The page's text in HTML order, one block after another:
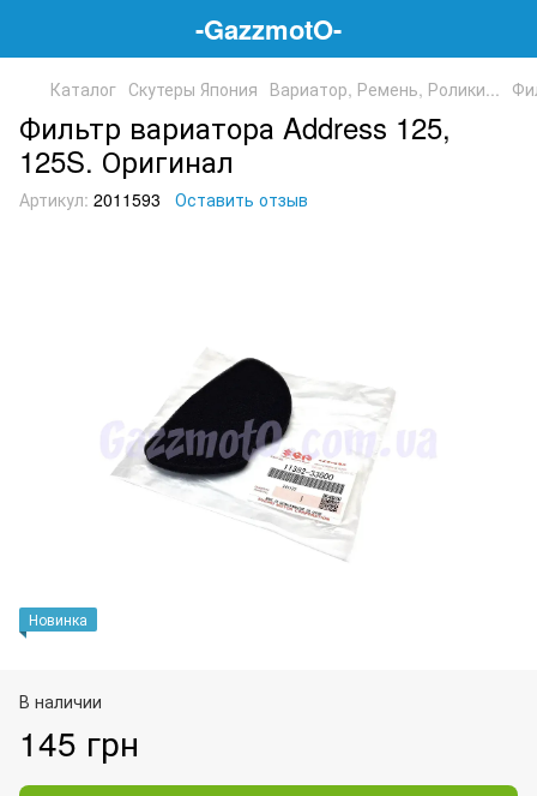
-GazzmotO-
Каталог Скутеры Япония Вариатор, Ремень, Ролики...
Фильтр вариатора Address 125,
125S. Оригинал
Артикул: 2011593 Оставить отзыв
Новинка
В наличии
145 грн